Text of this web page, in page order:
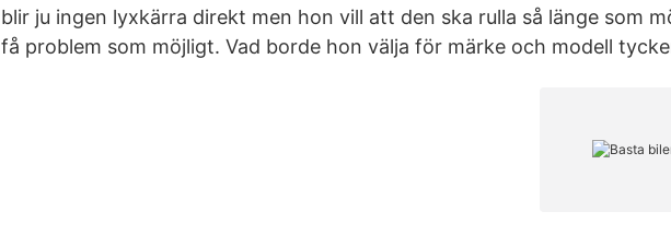
blir ju ingen lyxkärra direkt men hon vill att den ska rulla så länge som
få problem som möjligt. Vad borde hon välja för märke och modell